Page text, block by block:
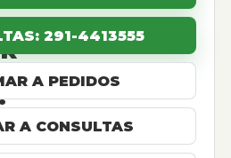
291-4413555
A PEDIDOS
A CONSULTAS